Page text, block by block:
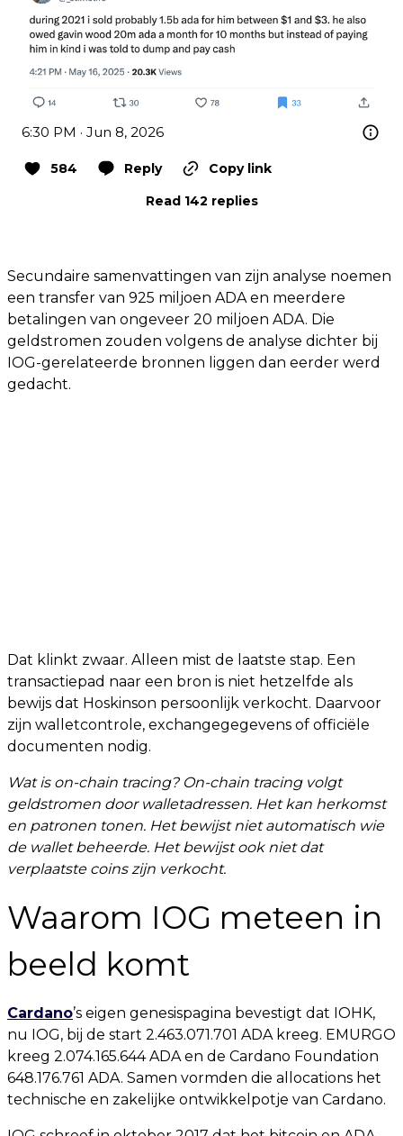
6:30 PM · Jun 8, 2026
584 Reply
Copy link
Read 142 replies
Secundaire samenvattingen van zijn analyse noemen
een transfer van 925 miljoen ADA en meerdere
betalingen van ongeveer 20 miljoen ADA. Die
geldstromen zouden volgens de analyse dichter bij
IOG-gerelateerde bronnen liggen dan eerder werd
gedacht.
Dat klinkt zwaar. Alleen mist de laatste stap. Een
transactiepad naar een bron is niet hetzelfde als
bewijs dat Hoskinson persoonlijk verkocht. Daarvoor
zijn walletcontrole, exchangegegevens of officiële
documenten nodig.
Wat is on-chain tracing? On-chain tracing volgt
geldstromen door walletadressen. Het kan herkomst
en patronen tonen. Het bewijst niet automatisch wie
de wallet beheerde. Het bewijst ook niet dat
verplaatste coins zijn verkocht.
Waarom IOG meteen in
beeld komt
Cardano’s eigen genesispagina bevestigt dat IOHK,
nu IOG, bij de start 2.463.071.701 ADA kreeg. EMURGO
kreeg 2.074.165.644 ADA en de Cardano Foundation
648.176.761 ADA. Samen vormden die allocations het
technische en zakelijke ontwikkelpotje van Cardano.